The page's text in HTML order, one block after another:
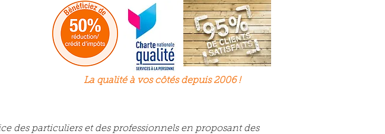
La qualité à voscôtés depuis 2006 !
des particuliers et des professionnels en proposant des